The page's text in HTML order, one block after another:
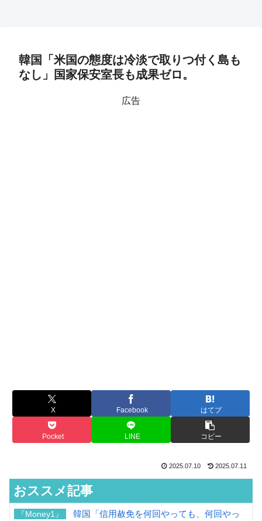
韓国「米国の態度は冷淡で取りつ付く島も
なし」国家保安室長も成果ゼロ。
広告
X Facebook はてブ
Pocket LINE コピー
2025.07.10 2025.07.11
おススメ記事
『Money1』
韓国「信用赦免を何回やっても、何回やっ